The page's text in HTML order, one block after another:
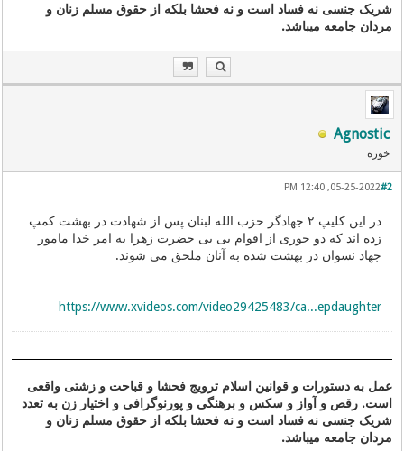
شریک جنسی نه فساد است و نه فحشا بلکه از حقوق مسلم زنان و
مردان جامعه میباشد.
Agnostic
خوره
#2
05-25-2022, 12:40 PM
در این کلیپ ۲ جهادگر حزب الله لبنان پس از شهادت در بهشت کمپ
زده اند که دو حوری از اقوام بی بی حضرت زهرا به امر خدا مامور
جهاد نسوان در بهشت شده به آنان ملحق می شوند.
https://www.xvideos.com/video29425483/ca...epdaughter
عمل به دستورات و قوانین اسلام ترویج فحشا و قباحت و زشتی واقعی
است. رقص و آواز و سکس و برهنگی و پورنوگرافی و اختیار زن به تعدد
شریک جنسی نه فساد است و نه فحشا بلکه از حقوق مسلم زنان و
مردان جامعه میباشد.